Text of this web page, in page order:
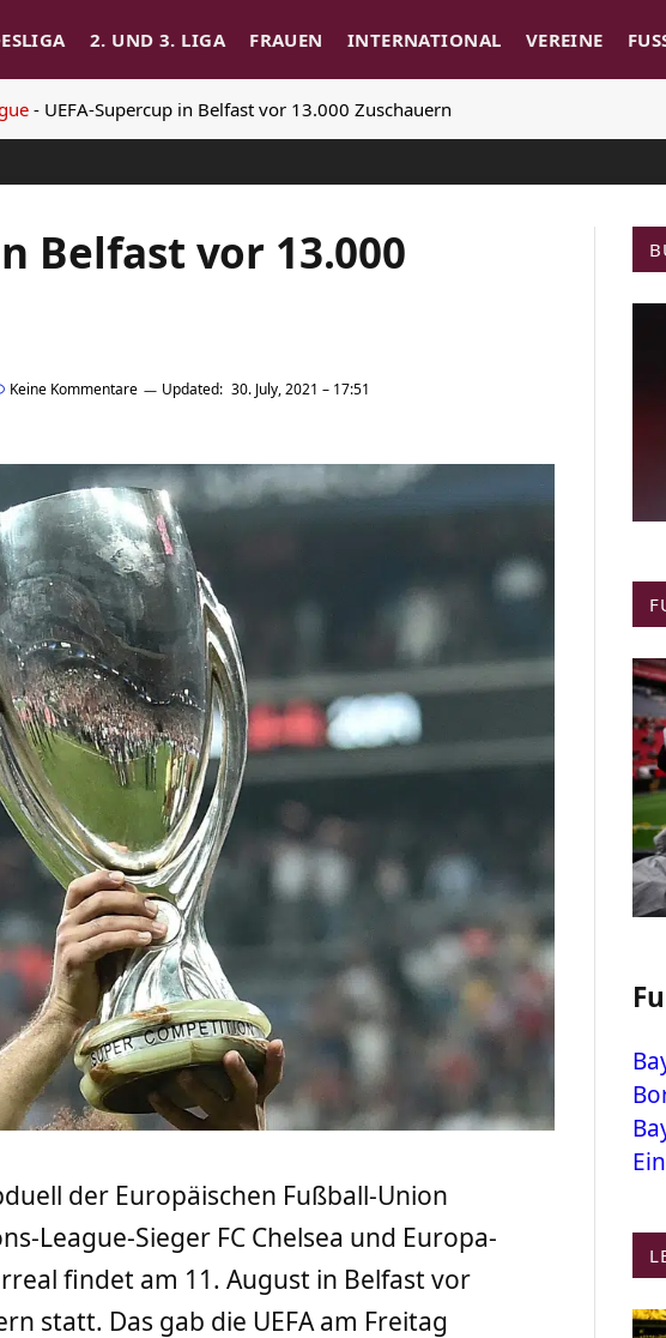
2. UND 3. LIGA FRAUEN INTERNATIONAL VEREINE
- UEFA-Supercup in Belfast vor 13.000 Zuschauern
Belfast vor 13.000
Keine Kommentare Updated: 30. July, 2021 – 17:51
der Europäischen Fußball-Union
League-Sieger FC Chelsea und Europa-
findet am 11. August in Belfast vor
statt. Das gab die UEFA am Freitag